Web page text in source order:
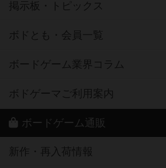
掲示板・トピックス
ボドとも・会員一覧
ボードゲーム業界コラム
ボドゲーマご利用案内
ボードゲーム通販
新作・再入荷情報